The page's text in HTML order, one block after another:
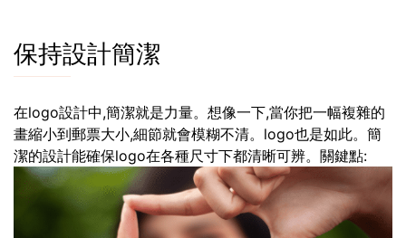
保持設計簡潔
在logo設計中,簡潔就是力量。想像一下,當你把一幅複雜的
畫縮小到郵票大小,細節就會模糊不清。logo也是如此。簡
潔的設計能確保logo在各種尺寸下都清晰可辨。關鍵點: